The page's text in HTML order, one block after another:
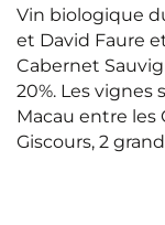
Vin biologique
et David Faure
Cabernet
20%. Les
Macau entre les
Giscours, 2